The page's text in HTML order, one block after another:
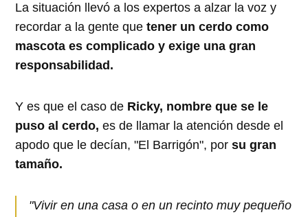
La situación llevó a los expertos a alzar la voz y
recordar a la gente quetener un cerdo como
mascota es complicado y exige una gran
responsabilidad.
Y es que el caso de Ricky, nombre que se le
puso al cerdo, es de llamar la atención desde el
apodo que le decían, "El Barrigón", porsu gran
tamaño.
"Vivir en una casa o en un recinto muy pequeño